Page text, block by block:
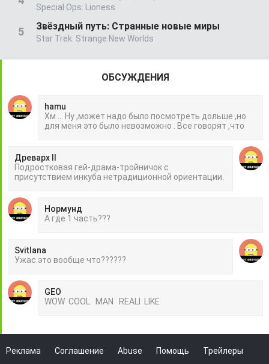
Special Ops: Lioness
Звёздный путь: Странные новые миры
Star Trek: Strange New Worlds
ОБСУЖДЕНИЯ
hamu
Хм ... Ну ,может надо было посмотреть дольше ,но
для меня это было невозможно . Все говорят ,что
Древарх II
Подростковая гей-драма-тройничок с
присутствием инкуба нетрадиционной ориентации.
Нормунд
А где 1 часть???
Svitlana
Ужас.это вообще что??????
GEO
WOW COOL MAN REALI LIKE
Реклама Соглашение Abuse Помощь Трейлеры